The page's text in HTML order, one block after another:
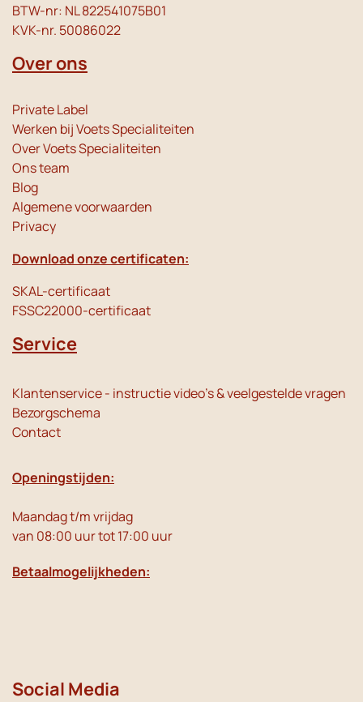
BTW-nr: NL 822541075B01
KVK-nr. 50086022
Over ons
Private Label
Werken bij Voets Specialiteiten
Over Voets Specialiteiten
Ons team
Blog
Algemene voorwaarden
Privacy
Download onze certificaten:
SKAL-certificaat
FSSC22000-certificaat
Service
Klantenservice - instructie video's & veelgestelde vragen
Bezorgschema
Contact
Openingstijden:
Maandag t/m vrijdag
van 08:00 uur tot 17:00 uur
Betaalmogelijkheden:
Social Media